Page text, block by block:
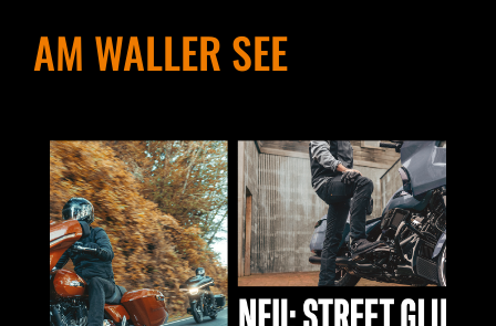
AM WALLER SEE